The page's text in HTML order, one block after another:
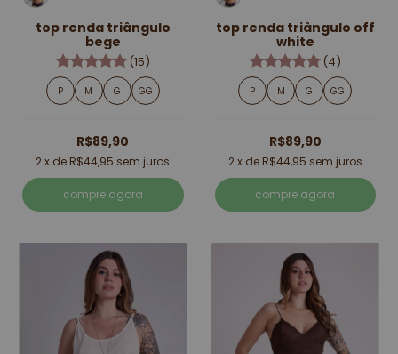
top renda triângulo
bege
(15)
P M G GG
R$89,90
2x de R$44,95 sem juros
compre agora
top renda triângulo off
white
(4)
P M G GG
R$89,90
2x de R$44,95 sem juros
compre agora